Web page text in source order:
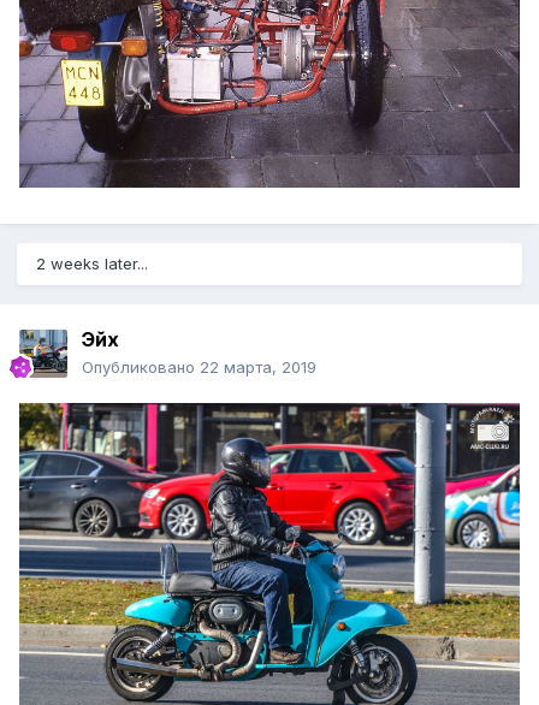
2 weeks later...
Эйх
Опубликовано 22 марта, 2019